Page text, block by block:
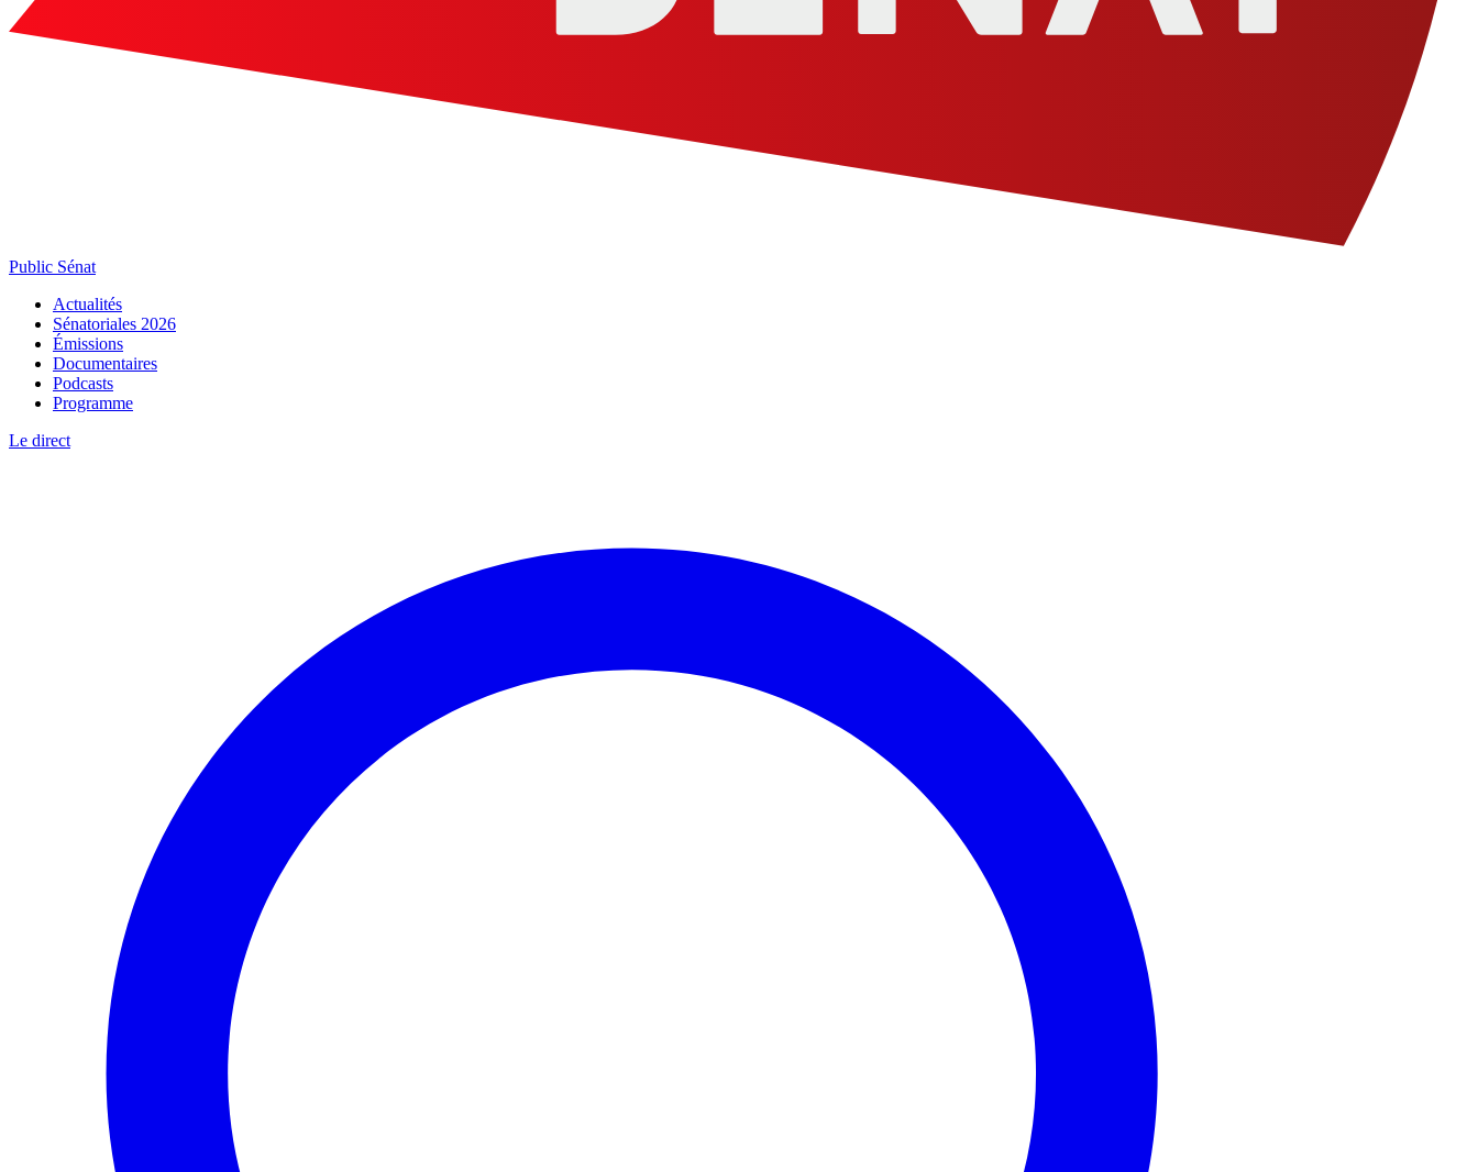
Public Sénat
Actualités
Sénatoriales 2026
Émissions
Documentaires
Podcasts
Programme
Le direct